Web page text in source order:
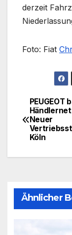
derzeit
Foto: Fiat
PEUGEOT
Neuer
Köln
Ähnlicher